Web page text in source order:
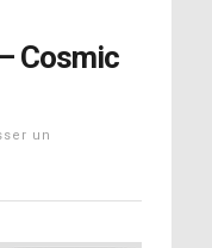
Cosmic
un